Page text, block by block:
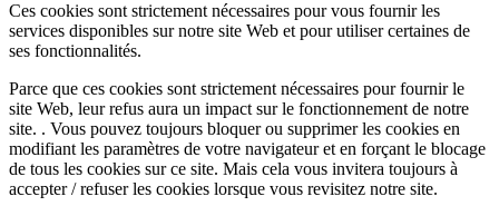
Ces cookies sont strictement nécessaires pour vous fournir les
services disponibles sur notre site Web et pour utiliser certaines de
ses fonctionnalités.
Parce que ces cookies sont strictement nécessaires pour fournir le
site Web, leur refus aura un impact sur le fonctionnement de notre
site. . Vous pouvez toujours bloquer ou supprimer les cookies en
modifiant les paramètres de votre navigateur et en forçant le blocage
de tous les cookies sur ce site. Mais cela vous invitera toujours à
accepter / refuser les cookies lorsque vous revisitez notre site.